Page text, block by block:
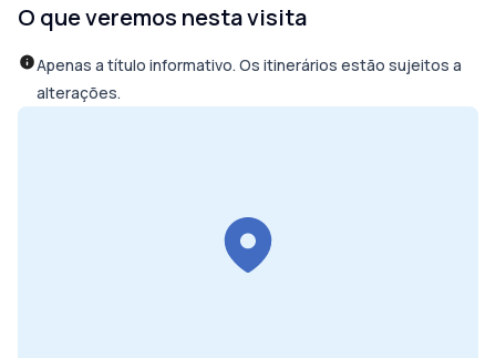
O que veremos nesta visita
Apenas a título informativo. Os itinerários estão sujeitos a
alterações.